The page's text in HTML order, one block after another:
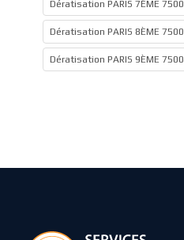
Dératisation PARIS 7ÈME
Dératisation PARIS 8ÈME
Dératisation PARIS 9ÈME